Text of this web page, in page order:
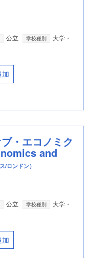
公立 学校種別
大学・
・エコノミク
and
/ロンドン）
公立 学校種別
大学・